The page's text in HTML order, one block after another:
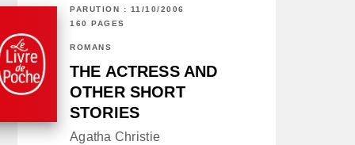
PARUTION : 11/10/2006
160 PAGES
ROMANS
THE ACTRESS AND
OTHER SHORT
STORIES
Agatha Christie